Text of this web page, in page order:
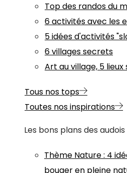
Top des randos du
6 activités avec les
5 idées d'activités
6 villages secrets
Art au village, 5
Tous nos tops
Toutes nos inspirations
Les bons plans des audois
Thème Nature: 4
bouger en pleine